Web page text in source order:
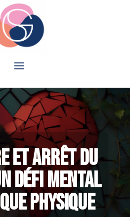
et arrêt du
défi mental
physique